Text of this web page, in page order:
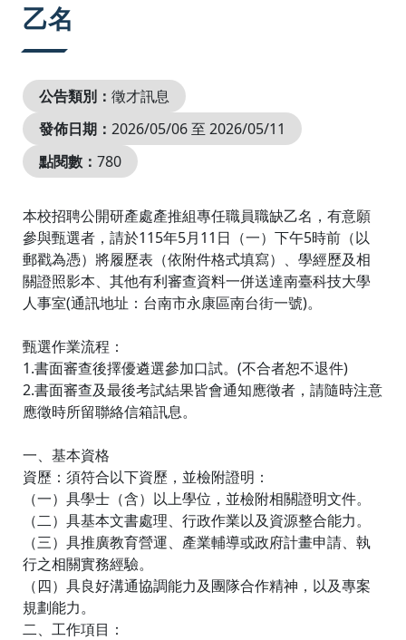
乙名
公告類別： 徵才訊息
發佈日期： 2026/05/06 至 2026/05/11
點閱數： 780
本校招聘公開研產處產推組專任職員職缺乙名，有意願
參與甄選者，請於115年5月11日（一）下午5時前（以
郵戳為憑）將履歷表（依附件格式填寫）、學經歷及相
關證照影本、其他有利審查資料一併送達南臺科技大學
人事室(通訊地址：台南市永康區南台街一號)。
甄選作業流程：
1.書面審查後擇優遴選參加口試。(不合者恕不退件)
2.書面審查及最後考試結果皆會通知應徵者，請隨時注意
應徵時所留聯絡信箱訊息。
一、基本資格
資歷：須符合以下資歷，並檢附證明：
（一）具學士（含）以上學位，並檢附相關證明文件。
（二）具基本文書處理、行政作業以及資源整合能力。
（三）具推廣教育營運、產業輔導或政府計畫申請、執
行之相關實務經驗。
（四）具良好溝通協調能力及團隊合作精神，以及專案
規劃能力。
二、工作項目：